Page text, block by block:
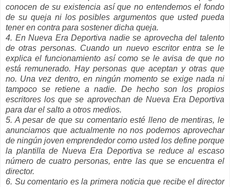
conocen de su existencia así que no entendemos el fondo
de su queja ni los posibles argumentos que usted pueda
tener en contra para sostener dicha queja.
4. En Nueva Era Deportiva nadie se aprovecha del talento
de otras personas. Cuando un nuevo escritor entra se le
explica el funcionamiento así como se le avisa de que no
está remunerado. Hay personas que aceptan y otras que
no. Una vez dentro, en ningún momento se exige nada ni
tampoco se retiene a nadie. De hecho son los propios
escritores los que se aprovechan de Nueva Era Deportiva
para dar el salto a otros medios.
5. A pesar de que su comentario esté lleno de mentiras, le
anunciamos que actualmente no nos podemos aprovechar
de ningún joven emprendedor como usted los define porque
la plantilla de Nueva Era Deportiva se reduce al escaso
número de cuatro personas, entre las que se encuentra el
director.
6. Su comentario es la primera noticia que recibe el director